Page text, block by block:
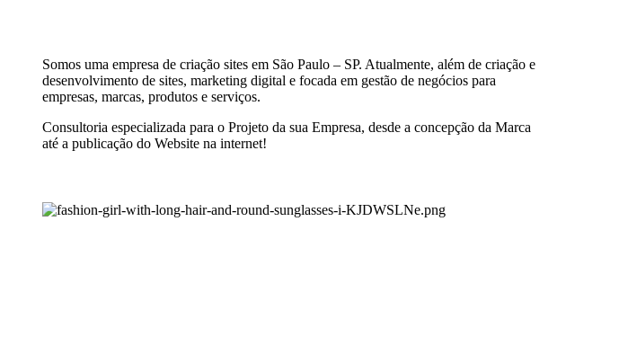
Somos uma empresa de criação sites em São Paulo – SP. Atualmente, além de criação e
desenvolvimento de sites, marketing digital e focada em gestão de negócios para
empresas, marcas, produtos e serviços.
Consultoria especializada para o Projeto da sua Empresa, desde a concepção da Marca
até a publicação do Website na internet!